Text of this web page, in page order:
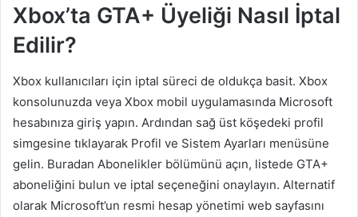
Xbox’ta GTA+ Üyeliği Nasıl İptal
Edilir?
Xbox kullanıcıları için iptal süreci de oldukça basit. Xbox
konsolunuzda veya Xbox mobil uygulamasında Microsoft
hesabınıza giriş yapın. Ardından sağ üst köşedeki profil
simgesine tıklayarak Profil ve Sistem Ayarları menüsüne
gelin. Buradan Abonelikler bölümünü açın, listede GTA+
aboneliğini bulun ve iptal seçeneğini onaylayın. Alternatif
olarak Microsoft’un resmi hesap yönetimi web sayfasını